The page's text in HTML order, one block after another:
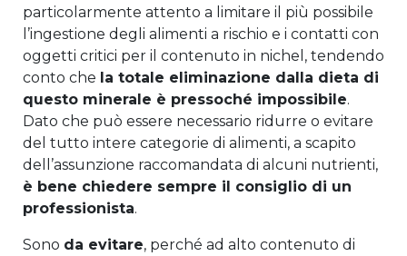
particolarmente attento a limitare il più possibile
l’ingestione degli alimenti a rischio e i contatti con
oggetti critici per il contenuto in nichel, tendendo
conto che la totale eliminazione dalla dieta di
questo minerale è pressoché impossibile.
Dato che può essere necessario ridurre o evitare
del tutto intere categorie di alimenti, a scapito
dell’assunzione raccomandata di alcuni nutrienti,
è bene chiedere sempre il consiglio di un
professionista.
Sono da evitare, perché ad alto contenuto di